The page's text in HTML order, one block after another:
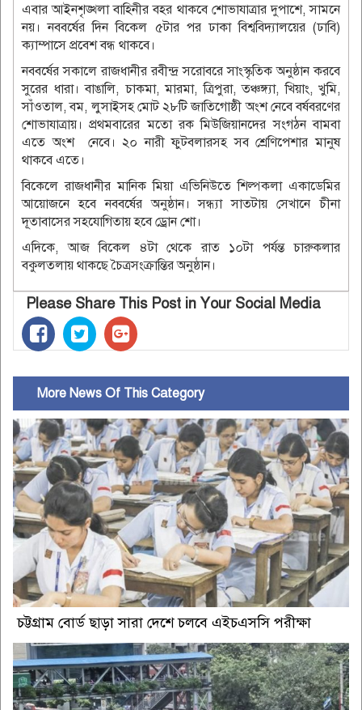
এবার আইনশৃঙ্খলা বাহিনীর বহর থাকবে শোভাযাত্রার দুপাশে, সামনে
নয়। নববর্ষের দিন বিকেল ৫টার পর ঢাকা বিশ্ববিদ্যালয়ের (ঢাবি)
ক্যাম্পাসে প্রবেশ বন্ধ থাকবে।
নববর্ষের সকালে রাজধানীর রবীন্দ্র সরোবরে সাংস্কৃতিক অনুষ্ঠান করবে
সুরের ধারা। বাঙালি, চাকমা, মারমা, ত্রিপুরা, তঞ্চঙ্গ্যা, খিয়াং, খুমি,
সাঁওতাল, বম, লুসাইসহ মোট ২৮টি জাতিগোষ্ঠী অংশ নেবে বর্ষবরণের
শোভাযাত্রায়। প্রথমবারের মতো রক মিউজিয়ানদের সংগঠন বামবা
এতে অংশ নেবে। ২০ নারী ফুটবলারসহ সব শ্রেণিপেশার মানুষ
থাকবে এতে।
বিকেলে রাজধানীর মানিক মিয়া এভিনিউতে শিল্পকলা একাডেমির
আয়োজনে হবে নববর্ষের অনুষ্ঠান। সন্ধ্যা সাতটায় সেখানে চীনা
দূতাবাসের সহযোগিতায় হবে ড্রোন শো।
এদিকে, আজ বিকেল ৪টা থেকে রাত ১০টা পর্যন্ত চারুকলার
বকুলতলায় থাকছে চৈত্রসংক্রান্তির অনুষ্ঠান।
Please Share This Post in Your Social Media
More News Of This Category
চট্টগ্রাম বোর্ড ছাড়া সারা দেশে চলবে এইচএসসি পরীক্ষা